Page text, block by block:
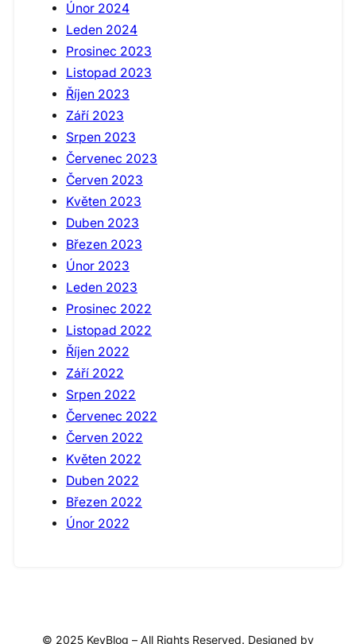
Únor 2024
Leden 2024
Prosinec 2023
Listopad 2023
Říjen 2023
Září 2023
Srpen 2023
Červenec 2023
Červen 2023
Květen 2023
Duben 2023
Březen 2023
Únor 2023
Leden 2023
Prosinec 2022
Listopad 2022
Říjen 2022
Září 2022
Srpen 2022
Červenec 2022
Červen 2022
Květen 2022
Duben 2022
Březen 2022
Únor 2022
© 2025 KeyBlog – All Rights Reserved. Designed by